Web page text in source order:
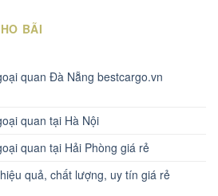
BÃI
quan Đà Nẵng bestcargo.vn
quan tại Hà Nội
quan tại Hải Phòng giá rẻ
quả, chất lượng, uy tín giá rẻ